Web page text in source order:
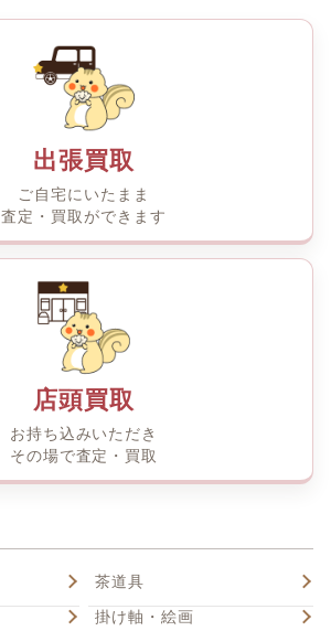
出張買取
ご自宅にいたまま
査定・買取ができます
店頭買取
お持ち込みいただき
その場で査定・買取
茶道具
掛け軸・絵画